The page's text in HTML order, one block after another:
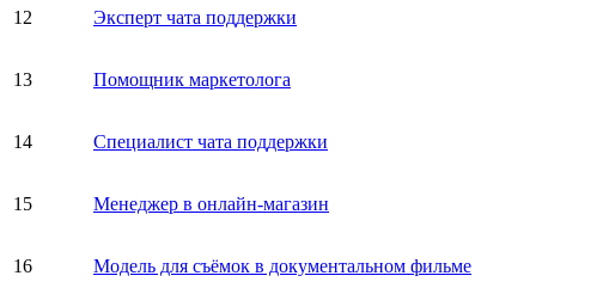
12 Эксперт чата поддержки
13 Помощник маркетолога
14 Специалист чата поддержки
15 Менеджер в онлайн-магазин
16 Модель для съёмок в документальном фильме